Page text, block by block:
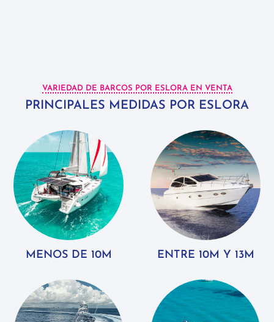
VARIEDAD DE BARCOS POR ESLORA EN VENTA
PRINCIPALES MEDIDAS POR ESLORA
MENOS DE 10M ENTRE 10M Y 13M